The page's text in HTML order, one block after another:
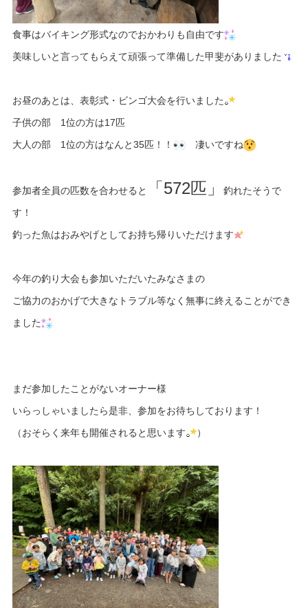
食事はバイキング形式なのでおかわりも自由です
美味しいと言ってもらえて頑張って準備した甲斐がありました
お昼のあとは、表彰式・ビンゴ大会を行いました
子供の部 1位の方は17匹
大人の部 1位の方はなんと35匹！！
凄いですね
参加者全員の匹数を合わせると 「572匹」
釣れたそうで
す！
釣った魚はおみやげとしてお持ち帰りいただけます
今年の釣り大会も参加いただいたみなさまの
ご協力のおかげで大きなトラブル等なく無事に終えることができ
ました
まだ参加したことがないオーナー様
いらっしゃいましたら是非、参加をお待ちしております！
（おそらく来年も開催されると思います
）